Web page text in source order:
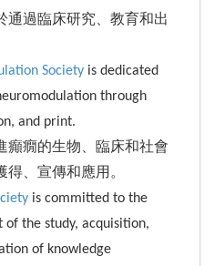
通過臨床研究、教育和出
Society is dedicated
through
and print.
癲癇的生物、臨床和社會
、宣傳和應用。
is committed to the
of the study, acquisition,
of knowledge